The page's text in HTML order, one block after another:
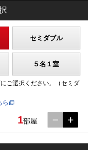
セミダブル
５名１室
ご選択ください。（セミダ
ら
1部屋